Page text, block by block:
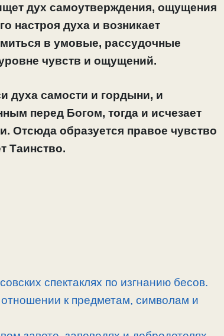
дух самоутверждения, ощущения
настроя духа и возникает
в умовые, рассудочные
чувств и ощущений.
духа самости и гордыни, и
перед Богом, тогда и исчезает
Отсюда образуется правое чувство
Таинство.
спектаклях по изгнанию бесов.
к предметам, символам и